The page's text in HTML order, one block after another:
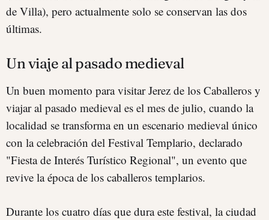
de Villa), pero actualmente solo se conservan las dos
últimas.
Un viaje al pasado medieval
Un buen momento para visitar Jerez de los Caballeros y
viajar al pasado medieval es el mes de julio, cuando la
localidad se transforma en un escenario medieval único
con la celebración del Festival Templario, declarado
"Fiesta de Interés Turístico Regional", un evento que
revive la época de los caballeros templarios.
Durante los cuatro días que dura este festival, la ciudad